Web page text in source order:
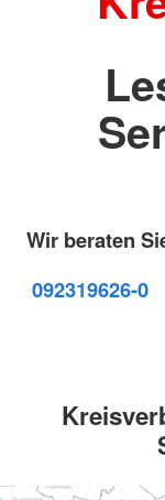
Wir beraten
092319626-0